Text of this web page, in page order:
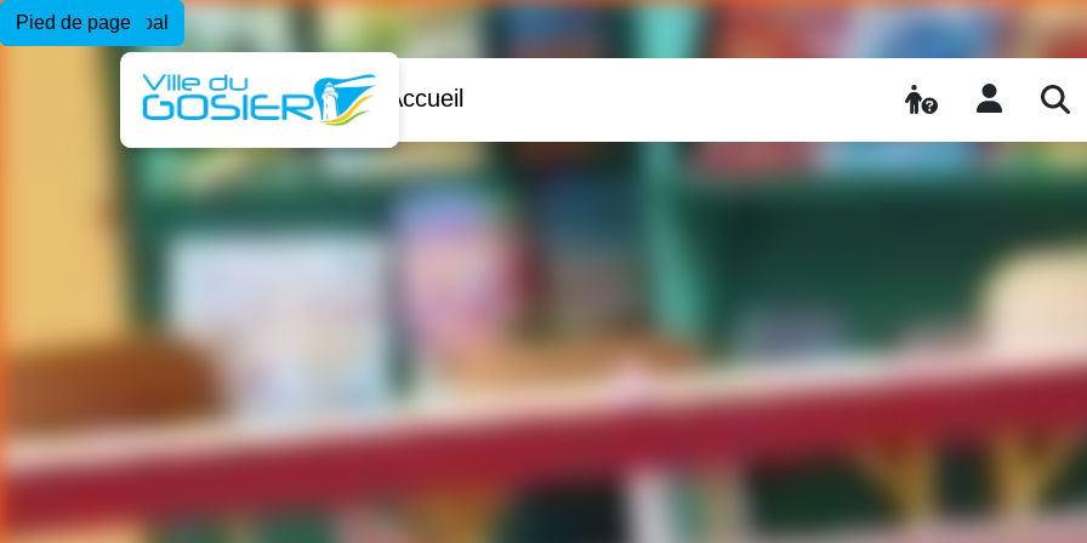
Menu principal
Contenu principal
Pied de page
Accueil